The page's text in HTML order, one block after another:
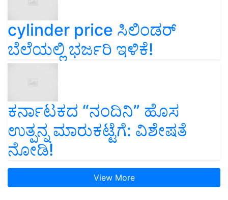
cylinder price ಸಿಲಿಂಡರ್‌
ಬೆಲೆಯಲ್ಲಿ ಭರ್ಜರಿ ಇಳಿಕೆ!
ಕರ್ನಾಟಕದ “ನಂದಿನಿ” ಹೊಸ
ಉತ್ಪನ್ನ ಮಾರುಕಟ್ಟೆಗೆ: ವಿಶೇಷತೆ
ನೋಡಿ!
View More